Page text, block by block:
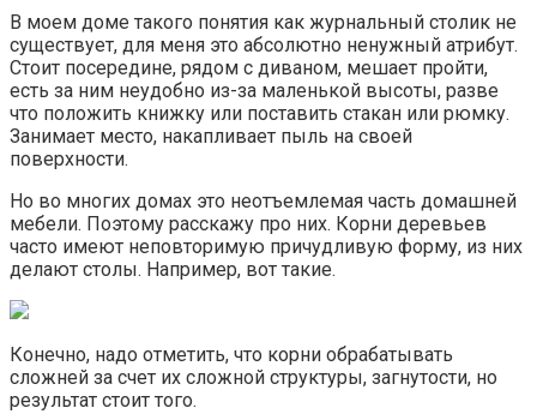
В моем доме такого понятия как журнальный столик не
существует, для меня это абсолютно ненужный атрибут.
Стоит посередине, рядом с диваном, мешает пройти,
есть за ним неудобно из-за маленькой высоты, разве
что положить книжку или поставить стакан или рюмку.
Занимает место, накапливает пыль на своей
поверхности.
Но во многих домах это неотъемлемая часть домашней
мебели. Поэтому расскажу про них. Корни деревьев
часто имеют неповторимую причудливую форму, из них
делают столы. Например, вот такие.
Конечно, надо отметить, что корни обрабатывать
сложней за счет их сложной структуры, загнутости, но
результат стоит того.